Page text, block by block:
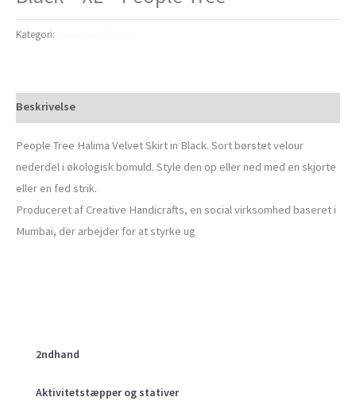
2ndhand
Aktivitetstæpper og stativer
Kategori:
Beskrivelse
People Tree Halima Velvet Skirt in Black. Sort børstet velour
nederdel i økologisk bomuld. Style den op eller ned med en skjorte
eller en fed strik.
Produceret af Creative Handicrafts, en social virksomhed baseret i
Mumbai, der arbejder for at styrke ug